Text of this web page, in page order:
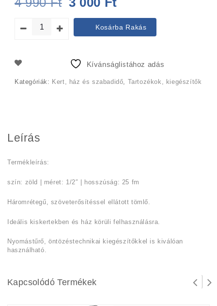
price
was:
4
price
is:
Kosárba Rakás
Kívánságlistához adás
Kategóriák: Kert, ház és szabadidő, Tartozékok, kiegészítők
Leírás
Termékleírás:
szín: zöld | méret: 1/2″ | hosszúság: 25 fm
Háromrétegű, szöveterősítéssel ellátott tömlő.
Ideális kiskertekben és ház körüli felhasználásra.
Nyomástűrő, öntözéstechnikai kiegészítőkkel is kiválóan
használható.
Kapcsolódó Termékek